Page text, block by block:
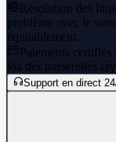
Résolution des
problème avec le
équitablement.
Paiements
via des passerelles
Support en direct